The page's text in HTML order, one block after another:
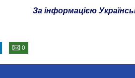
За інформацією
0